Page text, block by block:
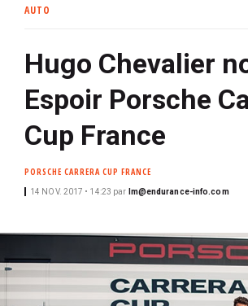
i
a
l
AUTO
Hugo Chevalier
Espoir Porsche
Cup France
PORSCHE CARRERA CUP FRANCE
14 NOV. 2017 • 14:23 par lm@endurance-info.com